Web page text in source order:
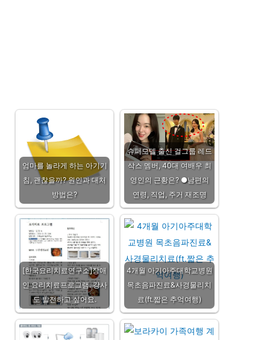
엄마를 놀라게 하는 아기기
침, 괜찮을까? 원인과 대처
방법은?
슈퍼모델 출신 걸그룹 레드
삭스 멤버, 40대 여배우 최
영인의 근황은? ●남편의
연령, 직업, 주거 재조명
[한국요리치료연구소]장애
인 요리치료프로그램. 강사
도 발전하고 싶어요.
4개월 아기아주대학교병원
목초음파진료&사경물리치
료(ft.짧은 추억여행)